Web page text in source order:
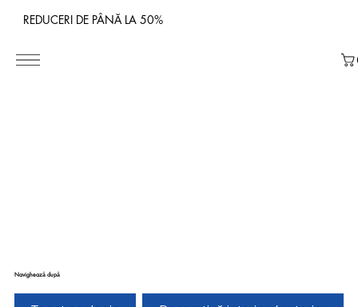
REDUCERI DE PÂNĂ LA 50%
Navighează după